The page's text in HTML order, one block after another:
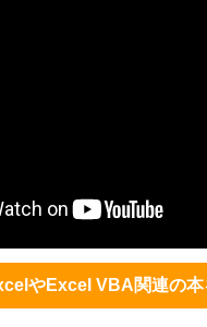
やExcel VBA関連の本